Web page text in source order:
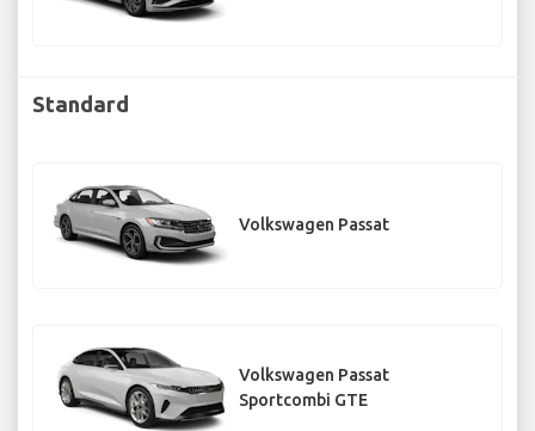
Standard
Volkswagen Passat
Volkswagen Passat
Sportcombi GTE